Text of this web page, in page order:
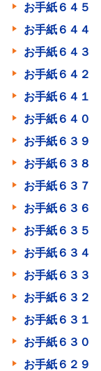
お手紙６４５
お手紙６４４
お手紙６４３
お手紙６４２
お手紙６４１
お手紙６４０
お手紙６３９
お手紙６３８
お手紙６３７
お手紙６３６
お手紙６３５
お手紙６３４
お手紙６３３
お手紙６３２
お手紙６３１
お手紙６３０
お手紙６２９